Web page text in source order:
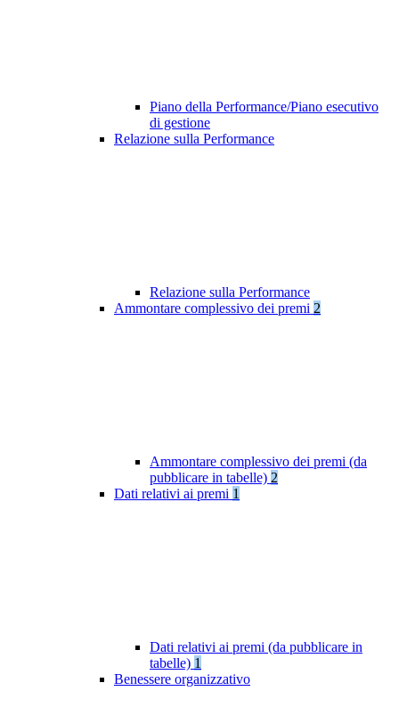
Piano della Performance/Piano esecutivo
di gestione
Relazione sulla Performance
Relazione sulla Performance
Ammontare complessivo dei premi 2
Ammontare complessivo dei premi (da
pubblicare in tabelle) 2
Dati relativi ai premi 1
Dati relativi ai premi (da pubblicare in
tabelle) 1
Benessere organizzativo